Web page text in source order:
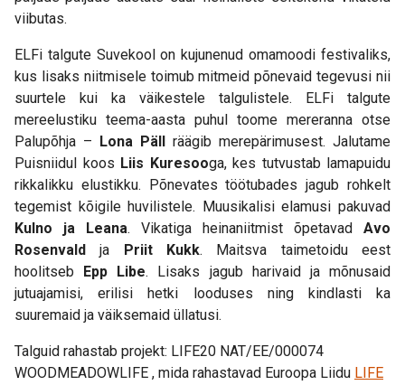
viibutas.
ELFi talgute Suvekool on kujunenud omamoodi festivaliks,
kus lisaks niitmisele toimub mitmeid põnevaid tegevusi nii
suurtele kui ka väikestele talgulistele. ELFi talgute
mereelustiku teema-aasta puhul toome mereranna otse
Palupõhja – Lona Päll räägib merepärimusest. Jalutame
Puisniidul koos Liis Kuresooga, kes tutvustab lamapuidu
rikkalikku elustikku. Põnevates töötubades jagub rohkelt
tegemist kõigile huvilistele. Muusikalisi elamusi pakuvad
Kulno ja Leana. Vikatiga heinaniitmist õpetavad Avo
Rosenvald ja Priit Kukk. Maitsva taimetoidu eest
hoolitseb Epp Libe. Lisaks jagub harivaid ja mõnusaid
jutuajamisi, erilisi hetki looduses ning kindlasti ka
suuremaid ja väiksemaid üllatusi.
Talguid rahastab projekt: LIFE20 NAT/EE/000074
WOODMEADOWLIFE , mida rahastavad Euroopa Liidu LIFE